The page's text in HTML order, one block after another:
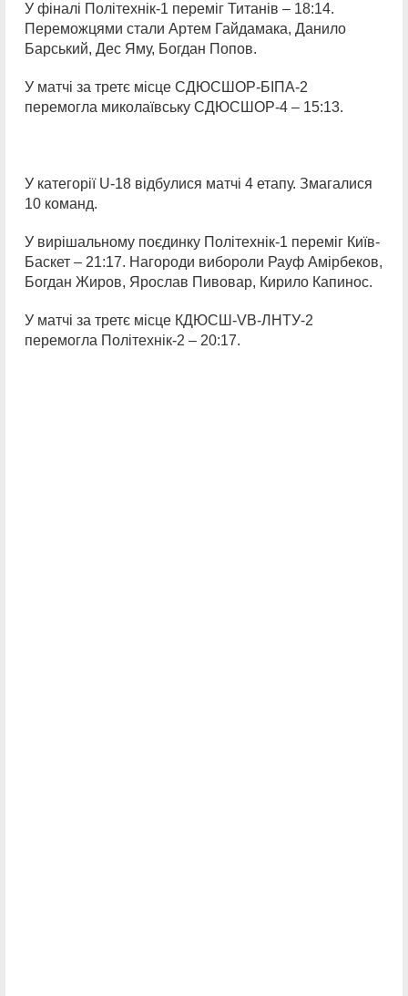
У фіналі Політехнік-1 переміг Титанів – 18:14.
Переможцями стали Артем Гайдамака, Данило
Барський, Дес Яму, Богдан Попов.
У матчі за третє місце СДЮСШОР-БІПА-2
перемогла миколаївську СДЮСШОР-4 – 15:13.
У категорії U-18 відбулися матчі 4 етапу. Змагалися
10 команд.
У вирішальному поєдинку Політехнік-1 переміг Київ-
Баскет – 21:17. Нагороди вибороли Рауф Амірбеков,
Богдан Жиров, Ярослав Пивовар, Кирило Капинос.
У матчі за третє місце КДЮСШ-VB-ЛНТУ-2
перемогла Політехнік-2 – 20:17.